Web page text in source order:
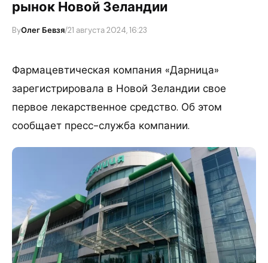
рынок Новой Зеландии
ByОлег Бевзя/21 августа 2024, 16:23
Фармацевтическая компания «Дарница»
зарегистрировала в Новой Зеландии свое
первое лекарственное средство. Об этом
сообщает пресс-служба компании.